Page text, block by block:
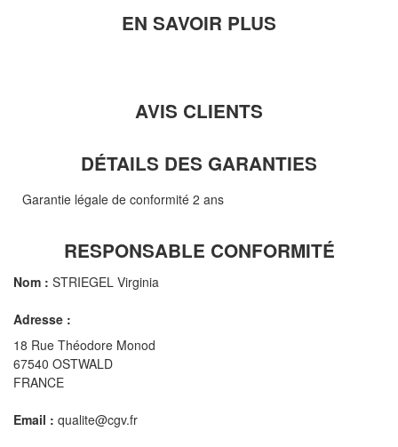
EN SAVOIR PLUS
AVIS CLIENTS
DÉTAILS DES GARANTIES
Garantie légale de conformité 2 ans
RESPONSABLE CONFORMITÉ
Nom : STRIEGEL Virginia
Adresse :
18 Rue Théodore Monod
67540 OSTWALD
FRANCE
Email : qualite@cgv.fr